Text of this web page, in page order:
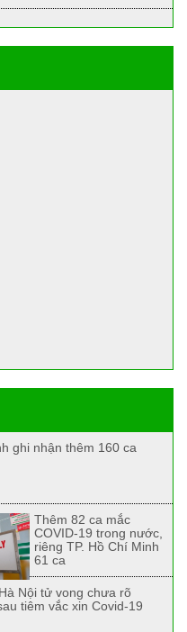
ghi nhận thêm 160 ca
Thêm 82 ca mắc
COVID-19 trong nước,
riêng TP. Hồ Chí Minh
61 ca
Nội tử vong chưa rõ
tiêm vắc xin Covid-19